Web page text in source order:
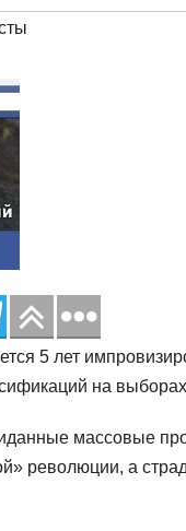
5 лет
на
массовые
революции, а